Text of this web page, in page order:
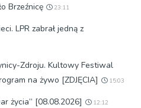
Brzeźnicę 23:11
LPR zabrał jedną z
Zdroju. Kultowy Festiwal
na żywo [ZDJĘCIA]
15:03
życia” [08.08.2026] 12:12